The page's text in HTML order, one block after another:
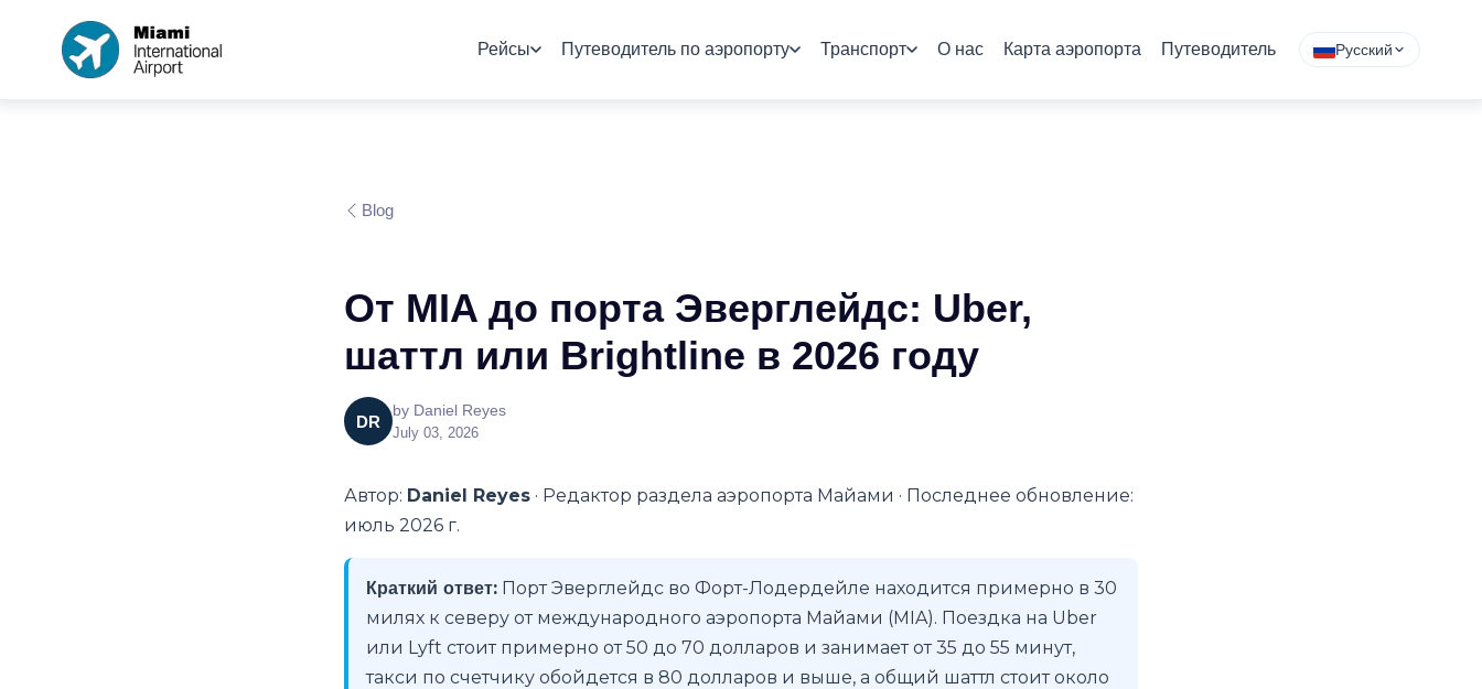
Рейсы Путеводитель по аэропорту Транспорт О нас Карта аэропорта Путеводитель Русский
Blog
От MIA до порта Эверглейдс: Uber,
шаттл или Brightline в 2026 году
DR
by Daniel Reyes
July 03, 2026
Автор: Daniel Reyes · Редактор раздела аэропорта Майами · Последнее обновление:
июль 2026 г.
Краткий ответ: Порт Эверглейдс во Форт-Лодердейле находится примерно в 30
милях к северу от международного аэропорта Майами (MIA). Поездка на Uber
или Lyft стоит примерно от 50 до 70 долларов и занимает от 35 до 55 минут,
такси по счетчику обойдется в 80 долларов и выше, а общий шаттл стоит около